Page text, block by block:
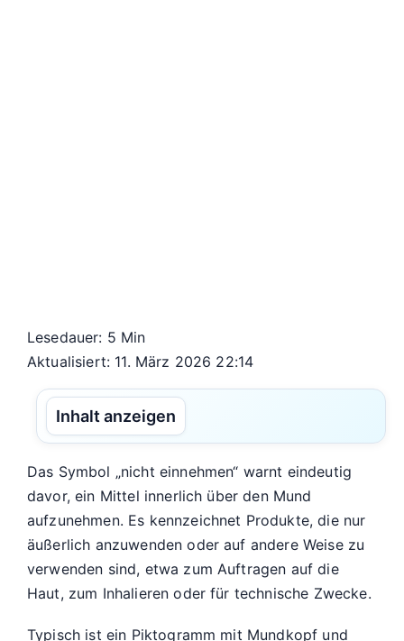
Lesedauer: 5 Min
Aktualisiert: 11. März 2026 22:14
Inhalt anzeigen
Das Symbol „nicht einnehmen“ warnt eindeutig
davor, ein Mittel innerlich über den Mund
aufzunehmen. Es kennzeichnet Produkte, die nur
äußerlich anzuwenden oder auf andere Weise zu
verwenden sind, etwa zum Auftragen auf die
Haut, zum Inhalieren oder für technische Zwecke.
Typisch ist ein Piktogramm mit Mundkopf und